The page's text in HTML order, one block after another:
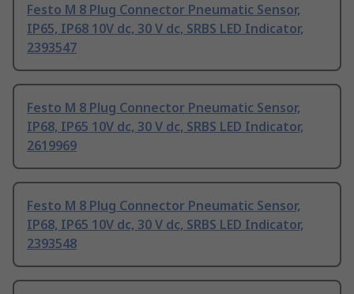
Festo M 8 Plug Connector Pneumatic Sensor,
IP65, IP68 10V dc, 30 V dc, SRBS LED Indicator,
2393547
Festo M 8 Plug Connector Pneumatic Sensor,
IP68, IP65 10V dc, 30 V dc, SRBS LED Indicator,
2619969
Festo M 8 Plug Connector Pneumatic Sensor,
IP68, IP65 10V dc, 30 V dc, SRBS LED Indicator,
2393548